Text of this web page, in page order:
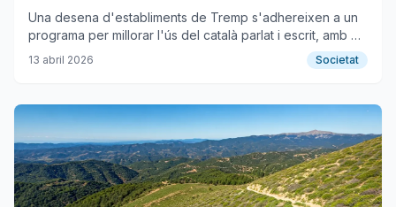
Una desena d'establiments de Tremp s'adhereixen a un
programa per millorar l'ús del català parlat i escrit, amb el
suport del Consell Comarcal i l'Ajuntament.
13 abril 2026 Societat